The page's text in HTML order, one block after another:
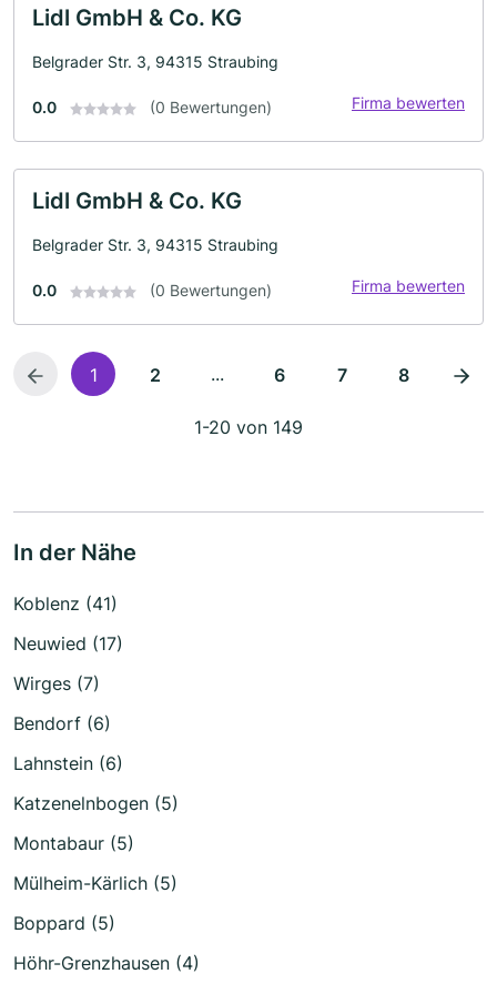
Lidl GmbH & Co. KG
Belgrader Str. 3, 94315 Straubing
0.0 (0 Bewertungen) Firma bewerten
Lidl GmbH & Co. KG
Belgrader Str. 3, 94315 Straubing
0.0 (0 Bewertungen) Firma bewerten
1 2 ... 6 7 8
1-20 von 149
In der Nähe
Koblenz (41)
Neuwied (17)
Wirges (7)
Bendorf (6)
Lahnstein (6)
Katzenelnbogen (5)
Montabaur (5)
Mülheim-Kärlich (5)
Boppard (5)
Höhr-Grenzhausen (4)